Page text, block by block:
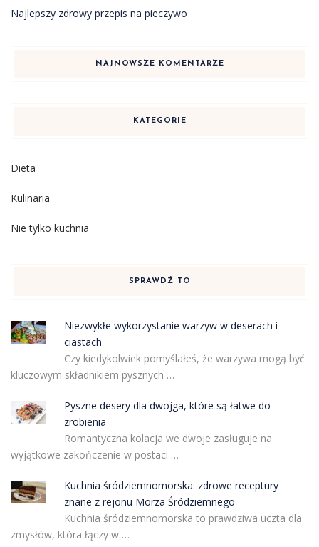
Najlepszy zdrowy przepis na pieczywo
NAJNOWSZE KOMENTARZE
KATEGORIE
Dieta
Kulinaria
Nie tylko kuchnia
SPRAWDŹ TO
Niezwykłe wykorzystanie warzyw w deserach i
ciastach
Czy kiedykolwiek pomyślałeś, że warzywa mogą być
kluczowym składnikiem pysznych …
Pyszne desery dla dwojga, które są łatwe do
zrobienia
Romantyczna kolacja we dwoje zasługuje na
wyjątkowe zakończenie w postaci …
Kuchnia śródziemnomorska: zdrowe receptury
znane z rejonu Morza Śródziemnego
Kuchnia śródziemnomorska to prawdziwa uczta dla
zmysłów, która łączy w …